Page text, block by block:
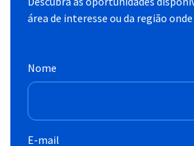
área de interesse ou da região
Nome
E-mail